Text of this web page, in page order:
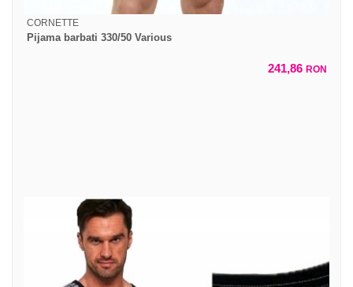
CORNETTE
Pijama barbati 330/50 Various
241,86 RON